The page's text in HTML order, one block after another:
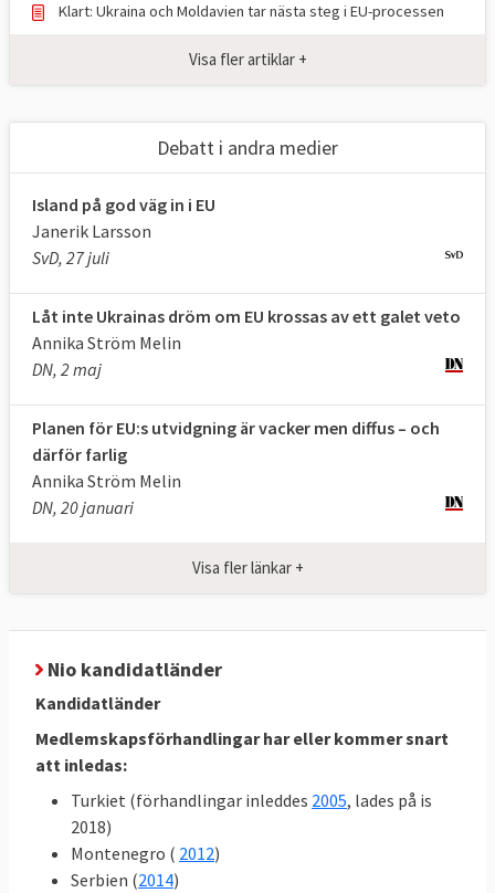
EU-regler de vill följa, möjligtvis kan ett land
På grund av det mycket omfattande EU-
regelverket som ett land måste införa i sin
pågå i många år.
Klart: Ukraina och Moldavien tar nästa steg i EU-processen
Visa fler artiklar +
Debatt i andra medier
Island på god väg in i EU
Janerik Larsson
SvD, 27 juli
Låt inte Ukrainas dröm om EU krossas av ett galet veto
Annika Ström Melin
DN, 2 maj
Planen för EU:s utvidgning är vacker men diffus – och
därför farlig
Annika Ström Melin
DN, 20 januari
Visa fler länkar +
Nio kandidatländer
Kandidatländer
Medlemskapsförhandlingar har eller kommer snart
att inledas:
Turkiet (förhandlingar inleddes 2005, lades på is
2018)
Montenegro ( 2012)
Serbien (2014)